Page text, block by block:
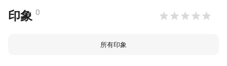
印象 0
所有印象